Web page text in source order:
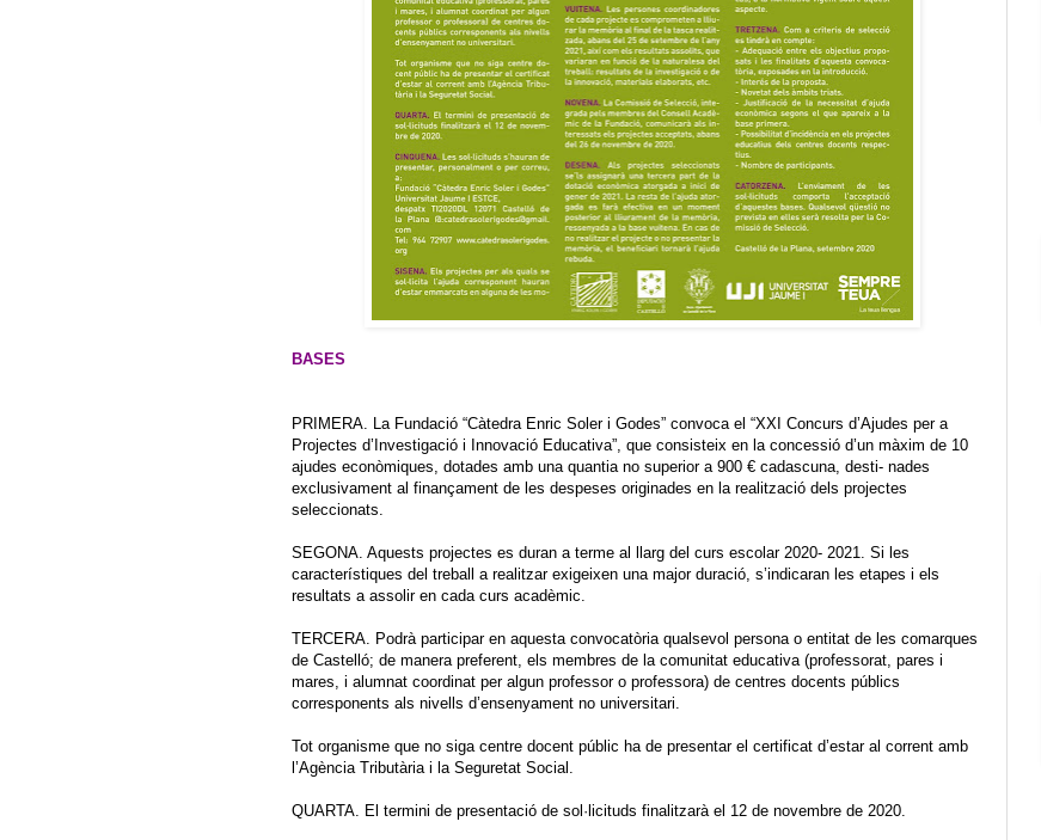
BASES
PRIMERA. La Fundació “Càtedra Enric Soler i Godes” convoca el “XXI Concurs d’Ajudes per a
Projectes d’Investigació i Innovació Educativa”, que consisteix en la concessió d’un màxim de 10
ajudes econòmiques, dotades amb una quantia no superior a 900 € cadascuna, desti- nades
exclusivament al finançament de les despeses originades en la realització dels projectes
seleccionats.
SEGONA. Aquests projectes es duran a terme al llarg del curs escolar 2020- 2021. Si les
característiques del treball a realitzar exigeixen una major duració, s’indicaran les etapes i els
resultats a assolir en cada curs acadèmic.
TERCERA. Podrà participar en aquesta convocatòria qualsevol persona o entitat de les comarques
de Castelló; de manera preferent, els membres de la comunitat educativa (professorat, pares i
mares, i alumnat coordinat per algun professor o professora) de centres docents públics
corresponents als nivells d’ensenyament no universitari.
Tot organisme que no siga centre docent públic ha de presentar el certificat d’estar al corrent amb
l’Agència Tributària i la Seguretat Social.
QUARTA. El termini de presentació de sol·licituds finalitzarà el 12 de novembre de 2020.